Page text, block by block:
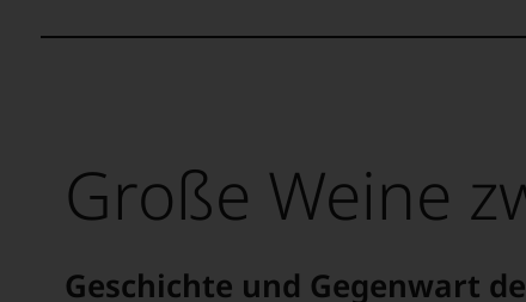
Große Weine
Geschichte und Gegenwart